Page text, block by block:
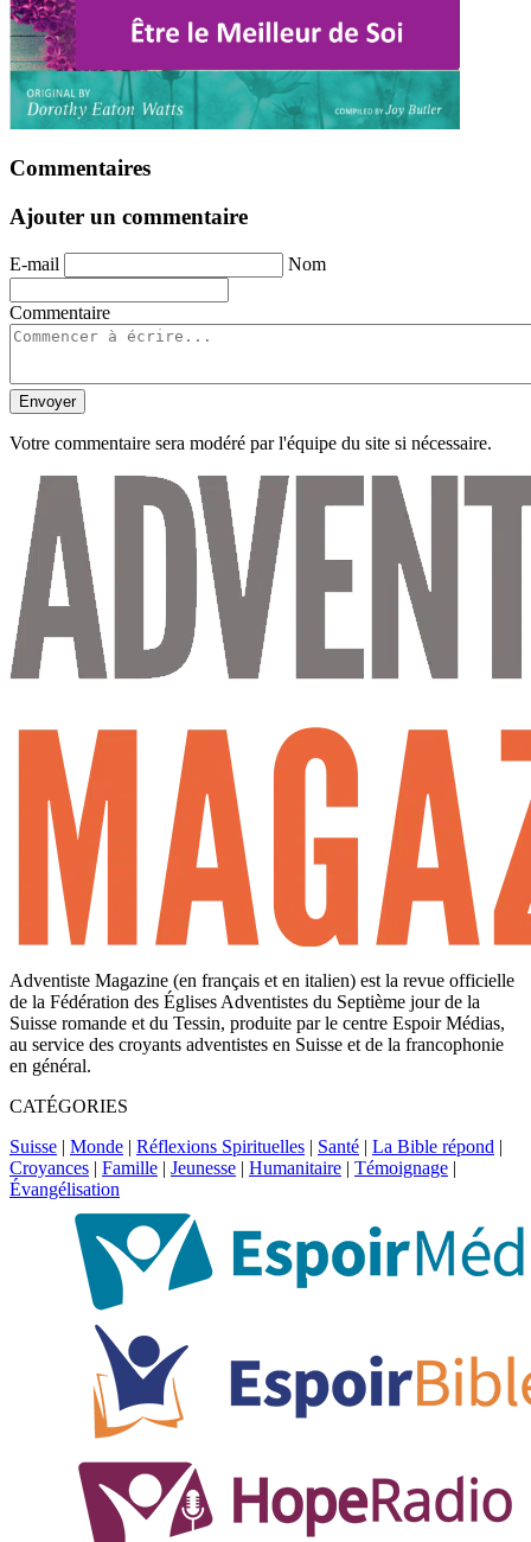
Commentaires
Ajouter un commentaire
E-mail Nom
Commentaire
Envoyer
Votre commentaire sera modéré par l'équipe du site si nécessaire.
Adventiste Magazine (en français et en italien) est la revue officielle
de la Fédération des Églises Adventistes du Septième jour de la
Suisse romande et du Tessin, produite par le centre Espoir Médias,
au service des croyants adventistes en Suisse et de la francophonie
en général.
CATÉGORIES
Suisse | Monde | Réflexions Spirituelles | Santé | La Bible répond |
Croyances | Famille | Jeunesse | Humanitaire | Témoignage |
Évangélisation